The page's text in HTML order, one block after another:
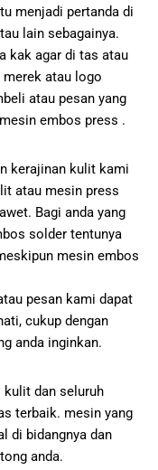
menjadi pertanda di
lain sebagainya.
kak agar di tas atau
atau logo
atau pesan yang
embos press .
kerajinan kulit kami
atau mesin press
Bagi anda yang
solder tentunya
mesin embos
pesan kami dapat
cukup dengan
anda inginkan.
kulit dan seluruh
terbaik. mesin yang
di bidangnya dan
anda.